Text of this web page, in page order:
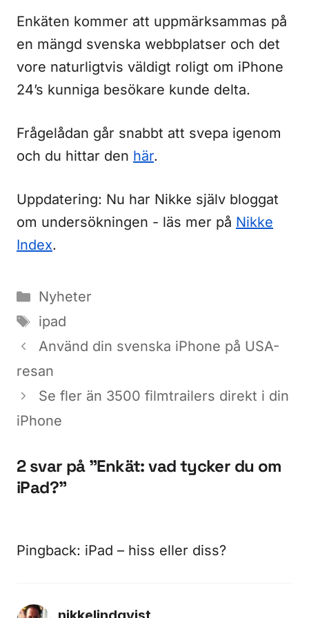
Enkäten kommer att uppmärksammas på
en mängd svenska webbplatser och det
vore naturligtvis väldigt roligt om iPhone
24’s kunniga besökare kunde delta.
Frågelådan går snabbt att svepa igenom
och du hittar den här.
Uppdatering: Nu har Nikke själv bloggat
om undersökningen - läs mer på Nikke
Index.
Kategorier
Nyheter
Etiketter
ipad
Använd din svenska iPhone på USA-
resan
Se fler än 3500 filmtrailers direkt i din
iPhone
2 svar på ”Enkät: vad tycker du om
iPad?”
Pingback: iPad – hiss eller diss?